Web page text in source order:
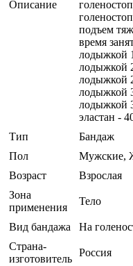
Описание
подъем
время
лодыжкой
лодыжкой
лодыжкой
лодыжкой
лодыжкой
эластан -
Тип
Бандаж
Пол
Мужские,
Возраст
Взрослая
Зона
применения
Тело
Вид бандажа
На
Страна-
изготовитель
Россия